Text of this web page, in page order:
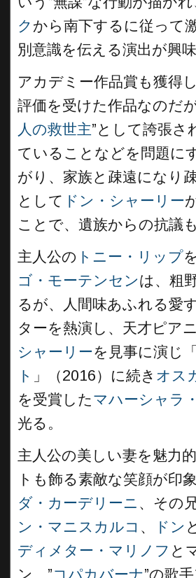
ク から南下するに従って
別意識を伝える演出が興味
アカデミー作品賞も獲得
評価を受けた作品なのだ
人の救世主”として誇張さ
ていることなどを問題に
がり、家族と疎遠になり
として ドン・シャーリー
ことで、遺族からの抗議
主人公の トニー・リップ
ゴ・モーテンセンは、粗
るが、人間味あふれる愛
ターを熱演し、天才ピア
シャーリーを見事に演じ「
ト 」（2016）に続き オス
を受賞したマハーシャラ
光る。
主人公の美しい妻を魅力
トも飾る素敵な笑顔が印
ダ・カーデリーニ 、その
ン・マニスカルコ 、 ドン
ディメター・マリノフ と
ン、”コパカバーナ”の歌